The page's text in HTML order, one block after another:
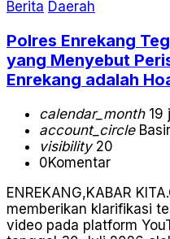
Berita Daerah
Polres Enrekang
yang Menyebut
Enrekang adalah
calendar_month19
account_circleBasir
visibility20
0Komentar
ENREKANG,KABAR
memberikan klarifikasi
video pada platform